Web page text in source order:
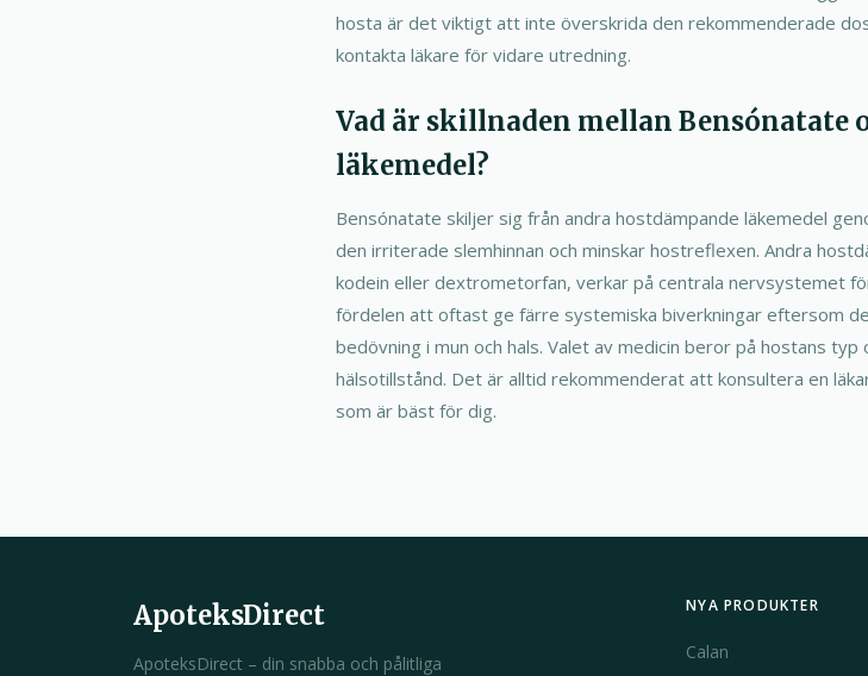
hosta är det viktigt att inte överskrida den rekommenderade
kontakta läkare för vidare utredning.
Vad är skillnaden mellan Bensónatate
läkemedel?
Bensónatate skiljer sig från andra hostdämpande läkemedel
den irriterade slemhinnan och minskar hostreflexen. Andra
kodein eller dextrometorfan, verkar på centrala nervsystemet
fördelen att oftast ge färre systemiska biverkningar eftersom
bedövning i mun och hals. Valet av medicin beror på hostans
hälsotillstånd. Det är alltid rekommenderat att konsultera en
som är bäst för dig.
ApoteksDirect
ApoteksDirect – din snabba och pålitliga
NYA PRODUKTER
Calan